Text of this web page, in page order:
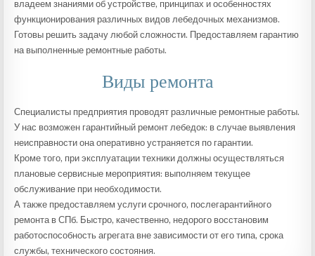
владеем знаниями об устройстве, принципах и особенностях
функционирования различных видов лебедочных механизмов.
Готовы решить задачу любой сложности. Предоставляем гарантию
на выполненные ремонтные работы.
Виды ремонта
Специалисты предприятия проводят различные ремонтные работы.
У нас возможен гарантийный ремонт лебедок: в случае выявления
неисправности она оперативно устраняется по гарантии.
Кроме того, при эксплуатации техники должны осуществляться
плановые сервисные мероприятия: выполняем текущее
обслуживание при необходимости.
А также предоставляем услуги срочного, послегарантийного
ремонта в СПб. Быстро, качественно, недорого восстановим
работоспособность агрегата вне зависимости от его типа, срока
службы, технического состояния.